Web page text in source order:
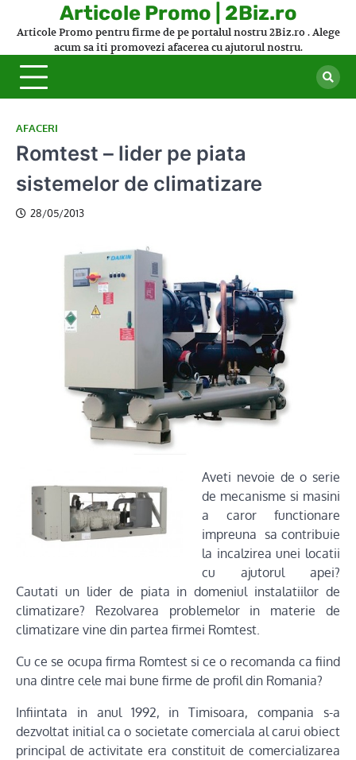
Articole Promo | 2Biz.ro
Articole Promo pentru firme de pe portalul nostru 2Biz.ro . Alege
acum sa iti promovezi afacerea cu ajutorul nostru.
AFACERI
Romtest – lider pe piata
sistemelor de climatizare
28/05/2013
Aveti nevoie de o serie
de mecanisme si masini
a caror functionare
impreuna sa contribuie
la incalzirea unei locatii
cu ajutorul apei?
Cautati un lider de piata in domeniul instalatiilor de
climatizare? Rezolvarea problemelor in materie de
climatizare vine din partea firmei Romtest.
Cu ce se ocupa firma Romtest si ce o recomanda ca fiind
una dintre cele mai bune firme de profil din Romania?
Infiintata in anul 1992, in Timisoara, compania s-a
dezvoltat initial ca o societate comerciala al carui obiect
principal de activitate era constituit de comercializarea